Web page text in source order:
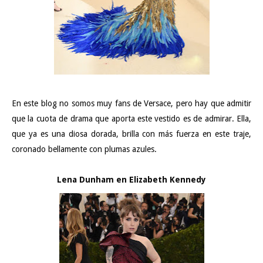
En este blog no somos muy fans de Versace, pero hay que admitir
que la cuota de drama que aporta este vestido es de admirar. Ella,
que ya es una diosa dorada, brilla con más fuerza en este traje,
coronado bellamente con plumas azules.
Lena Dunham en Elizabeth Kennedy